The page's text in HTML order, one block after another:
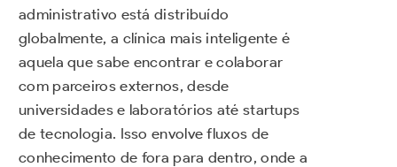
administrativo está distribuído
globalmente, a clínica mais inteligente é
aquela que sabe encontrar e colaborar
com parceiros externos, desde
universidades e laboratórios até startups
de tecnologia. Isso envolve fluxos de
conhecimento de fora para dentro, onde a